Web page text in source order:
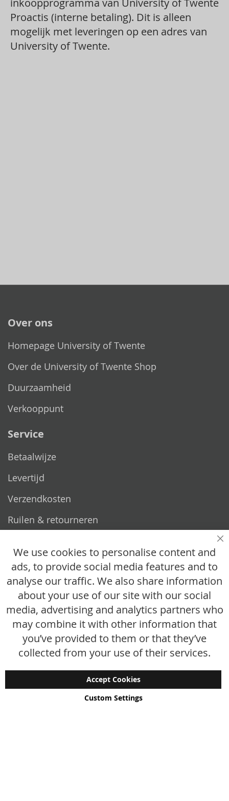
inkoopprogramma van University of Twente
Proactis (interne betaling). Dit is alleen
mogelijk met leveringen op een adres van
University of Twente.
Over ons
Homepage University of Twente
Over de University of Twente Shop
Duurzaamheid
Verkooppunt
Service
Betaalwijze
Levertijd
Verzendkosten
Ruilen & retourneren
Hoe werkt het?
Veelgestelde vragen
Maattabel
Maatwerk
Contact
We use cookies to personalise content and
ads, to provide social media features and to
analyse our traffic. We also share information
about your use of our site with our social
media, advertising and analytics partners who
may combine it with other information that
you’ve provided to them or that they’ve
collected from your use of their services.
Accept Cookies
Custom Settings